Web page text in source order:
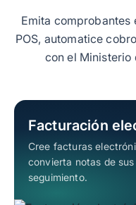
Emita comprobantes
POS, automatice
con el Ministerio
Facturación
Cree facturas
convierta notas de
seguimiento.